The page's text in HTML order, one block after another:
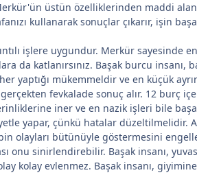
üstün özelliklerinden maddi
kullanarak sonuçlar çıkarır, işin
işlere uygundur. Merkür
da katlanırsınız. Başak burcu
yaptığı mükemmeldir ve en küçük
fevkalade sonuç alır. 12 burç
iner ve en nazik işleri bile
yapar, çünkü hatalar
olayları bütünüyle göstermesini
onu sinirlendirebilir. Başak insanı,
kolay evlenmez. Başak insanı,